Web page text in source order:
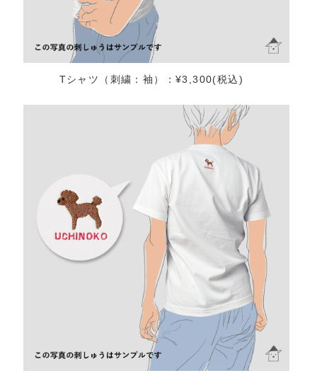
Tシャツ（刺繍：袖）：¥3,300(税込)